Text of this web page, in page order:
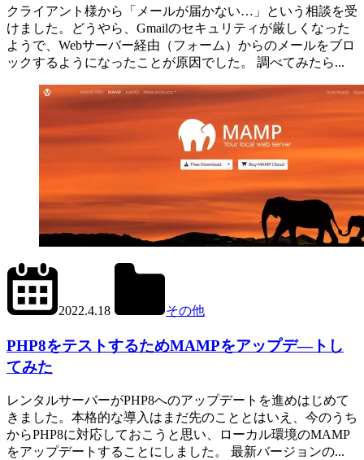
クライアント様から「メールが届かない…」という相談を受
けました。どうやら、Gmailのセキュリティが厳しくなった
ようで、Webサーバー経由（フォーム）からのメールをブロ
ックするようになったことが原因でした。 調べてみたら...
2022.4.18
その他
PHP8をテストするためMAMPをアップデ―トし
てみた
レンタルサーバーがPHP8へのアップデートを進めはじめて
きました。本格的な導入はまだ先のこととはいえ、今のうち
からPHP8に対応しておこうと思い、ローカル環境のMAMP
をアップデートすることにしました。 最新バージョンの...